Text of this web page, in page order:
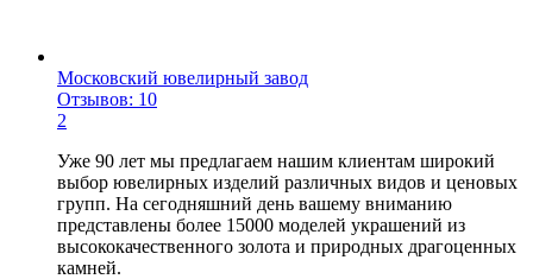
Московский ювелирный завод
Отзывов: 10
2
Уже 90 лет мы предлагаем нашим клиентам широкий
выбор ювелирных изделий различных видов и ценовых
групп. На сегодняшний день вашему вниманию
представлены более 15000 моделей украшений из
высококачественного золота и природных драгоценных
камней.